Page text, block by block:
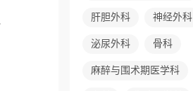
肝胆外科 神经外科
泌尿外科 骨科
麻醉与围术期医学科